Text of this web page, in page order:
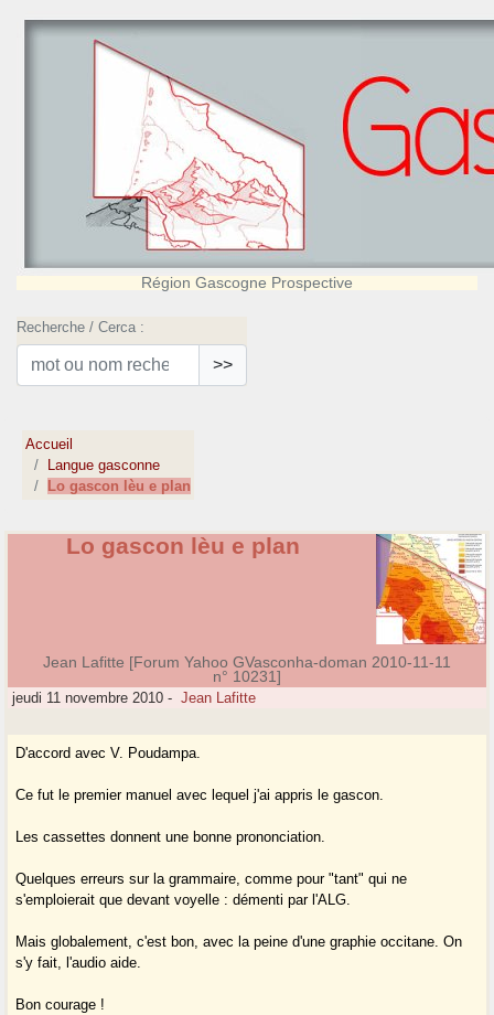
Région Gascogne Prospective
Recherche / Cerca :
>>
Accueil
Langue gasconne
Lo gascon lèu e plan
Lo gascon lèu e plan
Jean Lafitte [Forum Yahoo GVasconha-doman 2010-11-11
n° 10231]
jeudi 11 novembre 2010 - Jean Lafitte
D'accord avec V. Poudampa.
Ce fut le premier manuel avec lequel j'ai appris le gascon.
Les cassettes donnent une bonne prononciation.
Quelques erreurs sur la grammaire, comme pour "tant" qui ne
s'emploierait que devant voyelle : démenti par l'ALG.
Mais globalement, c'est bon, avec la peine d'une graphie occitane. On
s'y fait, l'audio aide.
Bon courage !